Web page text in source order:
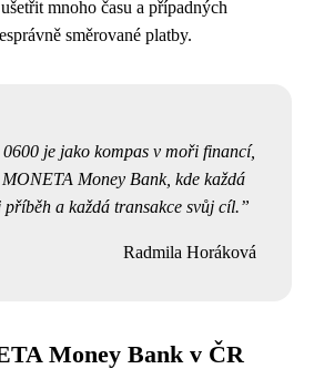
mnoho času a případných
směrované platby.
je jako kompas v moři financí,
Money Bank, kde každá
a každá transakce svůj cíl.
Radmila Horáková
Money Bank v ČR